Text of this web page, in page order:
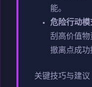
能。
危险行动模
刮高价值
撤离点成功
关键技巧与建议